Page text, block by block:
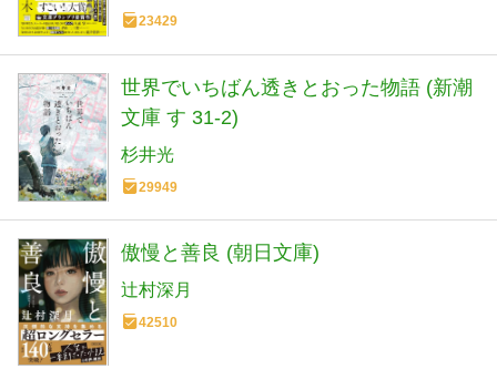
23429
世界でいちばん透きとおった物語 (新潮
文庫 す 31-2)
杉井光
29949
傲慢と善良 (朝日文庫)
辻村深月
42510